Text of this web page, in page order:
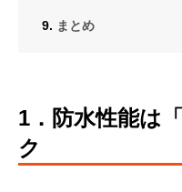
まとめ
1．防水性能は
ク